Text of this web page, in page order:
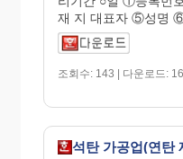
재 지 대표자 ⑤성명
조회수: 143 | 다운로드: